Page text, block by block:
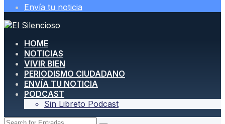
Envía tu noticia
HOME
NOTICIAS
VIVIR BIEN
PERIODISMO CIUDADANO
ENVÍA TU NOTICIA
PODCAST
Sin Libreto Podcast